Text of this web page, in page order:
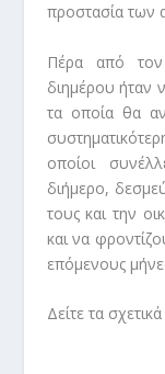
προστασία των
Πέρα από τον
διημέρου ήταν
τα οποία θα
οποίοι
διήμερο,
τους και την
και να
επόμενους
Δείτε τα σχετικά